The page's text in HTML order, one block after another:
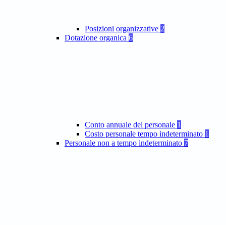
Posizioni organizzative 2
Dotazione organica 6
Conto annuale del personale 1
Costo personale tempo indeterminato 1
Personale non a tempo indeterminato 7